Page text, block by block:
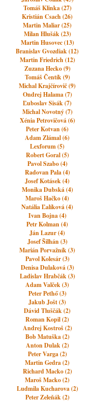
Tomáš Klinka (27)
Kristián Csach (26)
Martin Maliar (25)
Milan Hlušák (23)
Martin Husovec (13)
Branislav Gvozdiak (12)
Martin Friedrich (12)
Zuzana Hecko (9)
Tomáš Čentík (9)
Michal Krajčírovič (9)
Ondrej Halama (7)
Ľuboslav Sisák (7)
Michal Novotný (7)
Xénia Petrovičová (6)
Peter Kotvan (6)
Adam Zlámal (6)
Lexforum (5)
Robert Goral (5)
Pavol Szabo (4)
Radovan Pala (4)
Josef Kotásek (4)
Monika Dubská (4)
Maroš Hačko (4)
Natália Ľalíková (4)
Ivan Bojna (4)
Petr Kolman (4)
Ján Lazur (4)
Josef Šilhán (3)
Marián Porvažník (3)
Pavol Kolesár (3)
Denisa Dulaková (3)
Ladislav Hrabčák (3)
Adam Valček (3)
Peter Pethő (3)
Jakub Jošt (3)
Dávid Tluščák (2)
Roman Kopil (2)
Andrej Kostroš (2)
Bob Matuška (2)
Anton Dulak (2)
Peter Varga (2)
Martin Gedra (2)
Richard Macko (2)
Maroš Macko (2)
Ludmila Kucharova (2)
Peter Zeleňák (2)